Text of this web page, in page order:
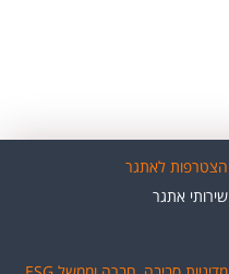
הצטרפות לאתגר
שירותי אתגר